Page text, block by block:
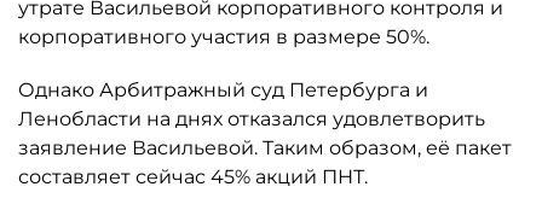
утрате Васильевой корпоративного контроля и
корпоративного участия в размере 50%.
Однако Арбитражный суд Петербурга и
Ленобласти на днях отказался удовлетворить
заявление Васильевой. Таким образом, её пакет
составляет сейчас 45% акций ПНТ.